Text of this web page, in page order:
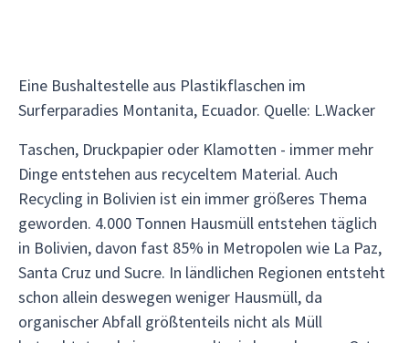
Eine Bushaltestelle aus Plastikflaschen im
Surferparadies Montanita, Ecuador. Quelle: L.Wacker
Taschen, Druckpapier oder Klamotten - immer mehr
Dinge entstehen aus recyceltem Material. Auch
Recycling in Bolivien ist ein immer größeres Thema
geworden. 4.000 Tonnen Hausmüll entstehen täglich
in Bolivien, davon fast 85% in Metropolen wie La Paz,
Santa Cruz und Sucre. In ländlichen Regionen entsteht
schon allein deswegen weniger Hausmüll, da
organischer Abfall größtenteils nicht als Müll